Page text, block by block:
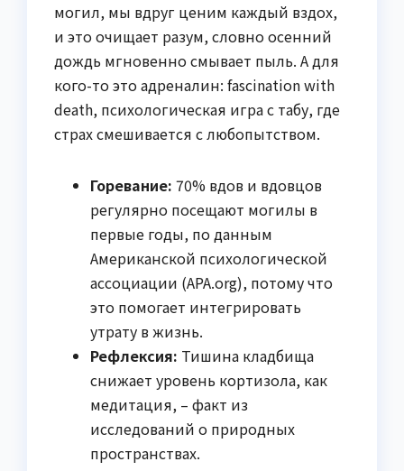
могил, мы вдруг ценим каждый вздох,
и это очищает разум, словно осенний
дождь мгновенно смывает пыль. А для
кого-то это адреналин: fascination with
death, психологическая игра с табу, где
страх смешивается с любопытством.
Горевание: 70% вдов и вдовцов
регулярно посещают могилы в
первые годы, по данным
Американской психологической
ассоциации (APA.org), потому что
это помогает интегрировать
утрату в жизнь.
Рефлексия: Тишина кладбища
снижает уровень кортизола, как
медитация, – факт из
исследований о природных
пространствах.